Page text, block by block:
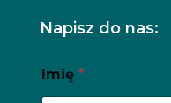
Napisz do nas:
Imię *